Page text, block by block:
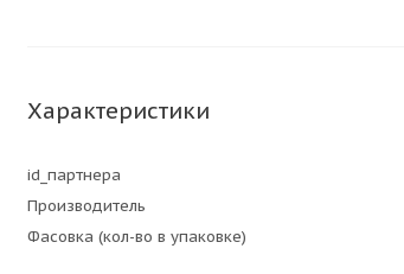
Характеристики
id_партнера
Производитель
Фасовка (кол-во в упаковке)